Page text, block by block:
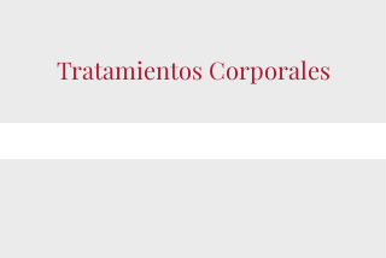
Tratamientos Corporales